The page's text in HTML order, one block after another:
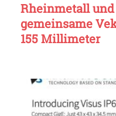
Rheinmetall
gemeinsame
155 Millimeter